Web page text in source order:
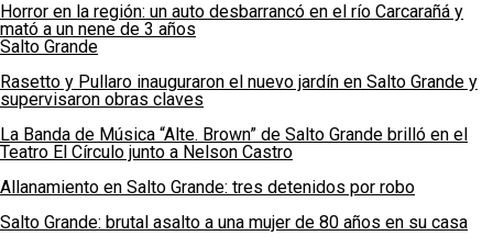
Horror en la región: un auto desbarrancó en el río Carcarañá y
mató a un nene de 3 años
Salto Grande
Rasetto y Pullaro inauguraron el nuevo jardín en Salto Grande y
supervisaron obras claves
La Banda de Música “Alte. Brown” de Salto Grande brilló en el
Teatro El Círculo junto a Nelson Castro
Allanamiento en Salto Grande: tres detenidos por robo
Salto Grande: brutal asalto a una mujer de 80 años en su casa